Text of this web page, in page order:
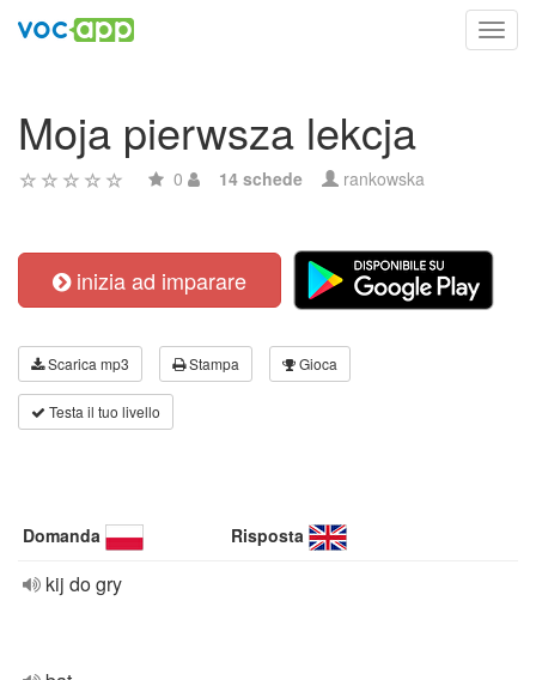
Moja pierwsza lekcja
0 14 schede rankowska
inizia ad imparare
Scarica mp3 Stampa Gioca
Testa il tuo livello
Domanda Risposta
kij do gry